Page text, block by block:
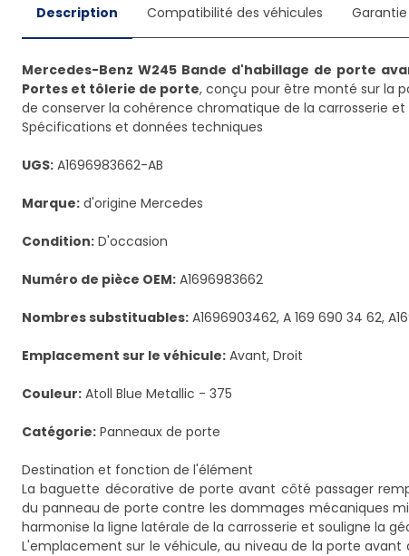
Description Compatibilité des véhicules Garantie
Mercedes-Benz W245 Bande d'habillage de porte
Portes et tôlerie de porte, conçu pour être monté sur la
de conserver la cohérence chromatique de la carrosserie
Spécifications et données techniques
UGS: A1696983662-AB
Marque: d'origine Mercedes
Condition: D'occasion
Numéro de pièce OEM: A1696983662
Nombres substituables: A1696903462, A 169 690 34 62,
Emplacement sur le véhicule: Avant, Droit
Couleur: Atoll Blue Metallic - 375
Catégorie: Panneaux de porte
Destination et fonction de l'élément
La baguette décorative de porte avant côté passager
du panneau de porte contre les dommages mécaniques
harmonise la ligne latérale de la carrosserie et souligne la
L'emplacement sur le véhicule, au niveau de la porte